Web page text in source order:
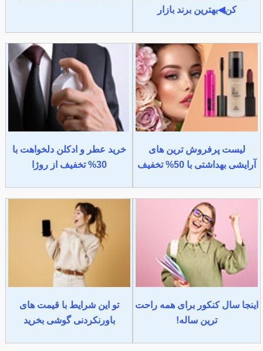
کن◀بهترین برند بازار
لیست پرفروش ترین های
آرایشی بهداشتی با 50% تخفیف
خرید عطر و ادکلن دلخواهت با
30% تخفیف از روژا
اینجا سال کنکور برای همه راحت
ترین ساله!
تو این شرایط با قیمت های
باورنکردنی گوشی بخرید